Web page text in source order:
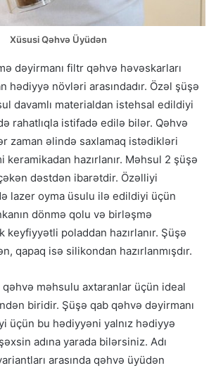
Xüsusi Qəhvə Üyüdən
dəyirmanı filtr qəhvə həvəskarları
hədiyyə növləri arasındadır. Özəl şüşə
davamlı materialdan istehsal edildiyi
rahatlıqla istifadə edilə bilər. Qəhvə
zaman əlində saxlamaq istədikləri
keramikadan hazırlanır. Məhsul 2 şüşə
dəstdən ibarətdir. Özəlliyi
lazer oyma üsulu ilə edildiyi üçün
dönmə qolu və birləşmə
keyfiyyətli poladdan hazırlanır. Şüşə
qapaq isə silikondan hazırlanmışdır.
qəhvə məhsulu axtaranlar üçün ideal
biridir. Şüşə qab qəhvə dəyirmanı
üçün bu hədiyyəni yalnız hədiyyə
adına yarada bilərsiniz. Adı
arasında qəhvə üyüdən